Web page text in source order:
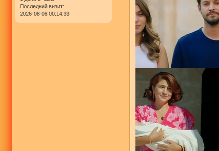
Последний визит:
2026-08-06 00:14:33